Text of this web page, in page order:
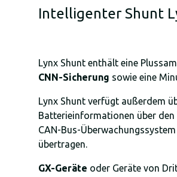
Intelligenter Shunt
Lynx Shunt enthält eine
CNN-Sicherung sowie eine
Lynx Shunt verfügt außerdem
Batterieinformationen über den
CAN-Bus-
übertragen.
GX-Geräte oder Geräte von